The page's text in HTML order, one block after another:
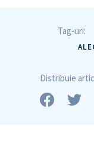
Tag-uri:
Distribuie